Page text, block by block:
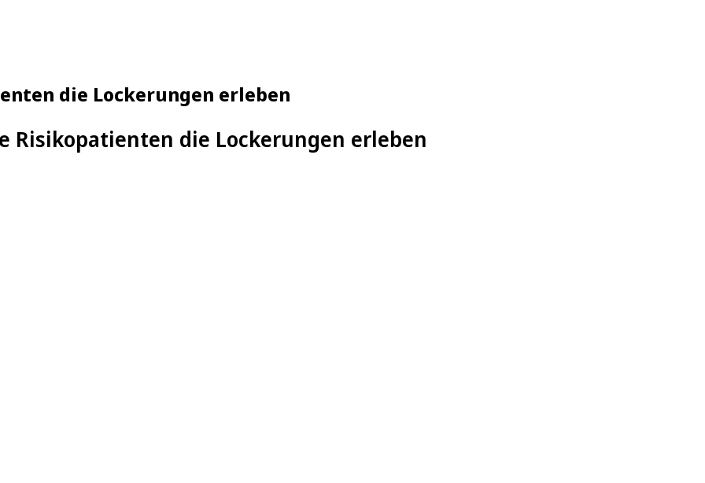
die Lockerungen erleben
Risikopatienten die Lockerungen erleben